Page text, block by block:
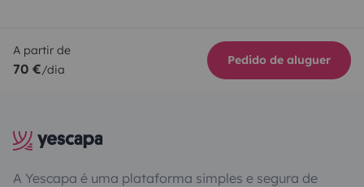
A partir de
70 €/dia
Pedido de aluguer
A Yescapa é uma plataforma simples e segura de